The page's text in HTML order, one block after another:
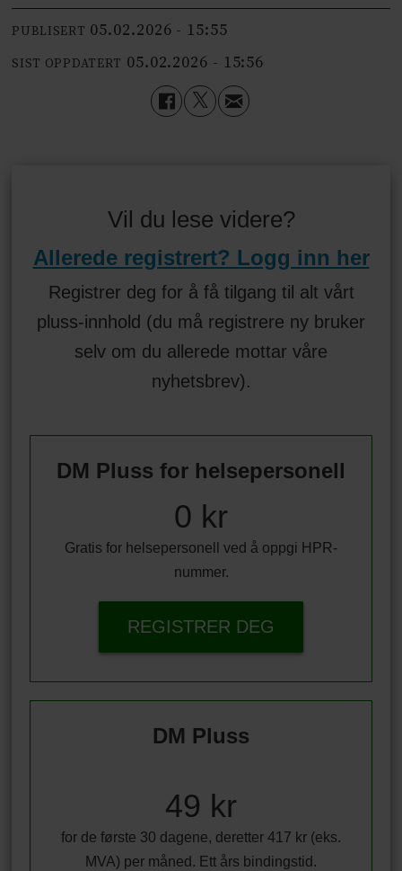
PUBLISERT 05.02.2026 - 15:55
SIST OPPDATERT 05.02.2026 - 15:56
Vil du lese videre?
Allerede registrert? Logg inn her
Registrer deg for å få tilgang til alt vårt
pluss-innhold (du må registrere ny bruker
selv om du allerede mottar våre
nyhetsbrev).
DM Pluss for helsepersonell
0 kr
Gratis for helsepersonell ved å oppgi HPR-
nummer.
REGISTRER DEG
DM Pluss
49 kr
for de første 30 dagene, deretter 417 kr (eks.
MVA) per måned. Ett års bindingstid.